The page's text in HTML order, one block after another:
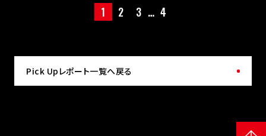
1 2 3 … 4
Pick Upレポート一覧へ戻る